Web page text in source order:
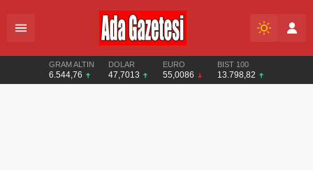
GRAM ALTIN
6.544,76
DOLAR
47,7013
EURO
55,0086
BIST 100
13.798,82